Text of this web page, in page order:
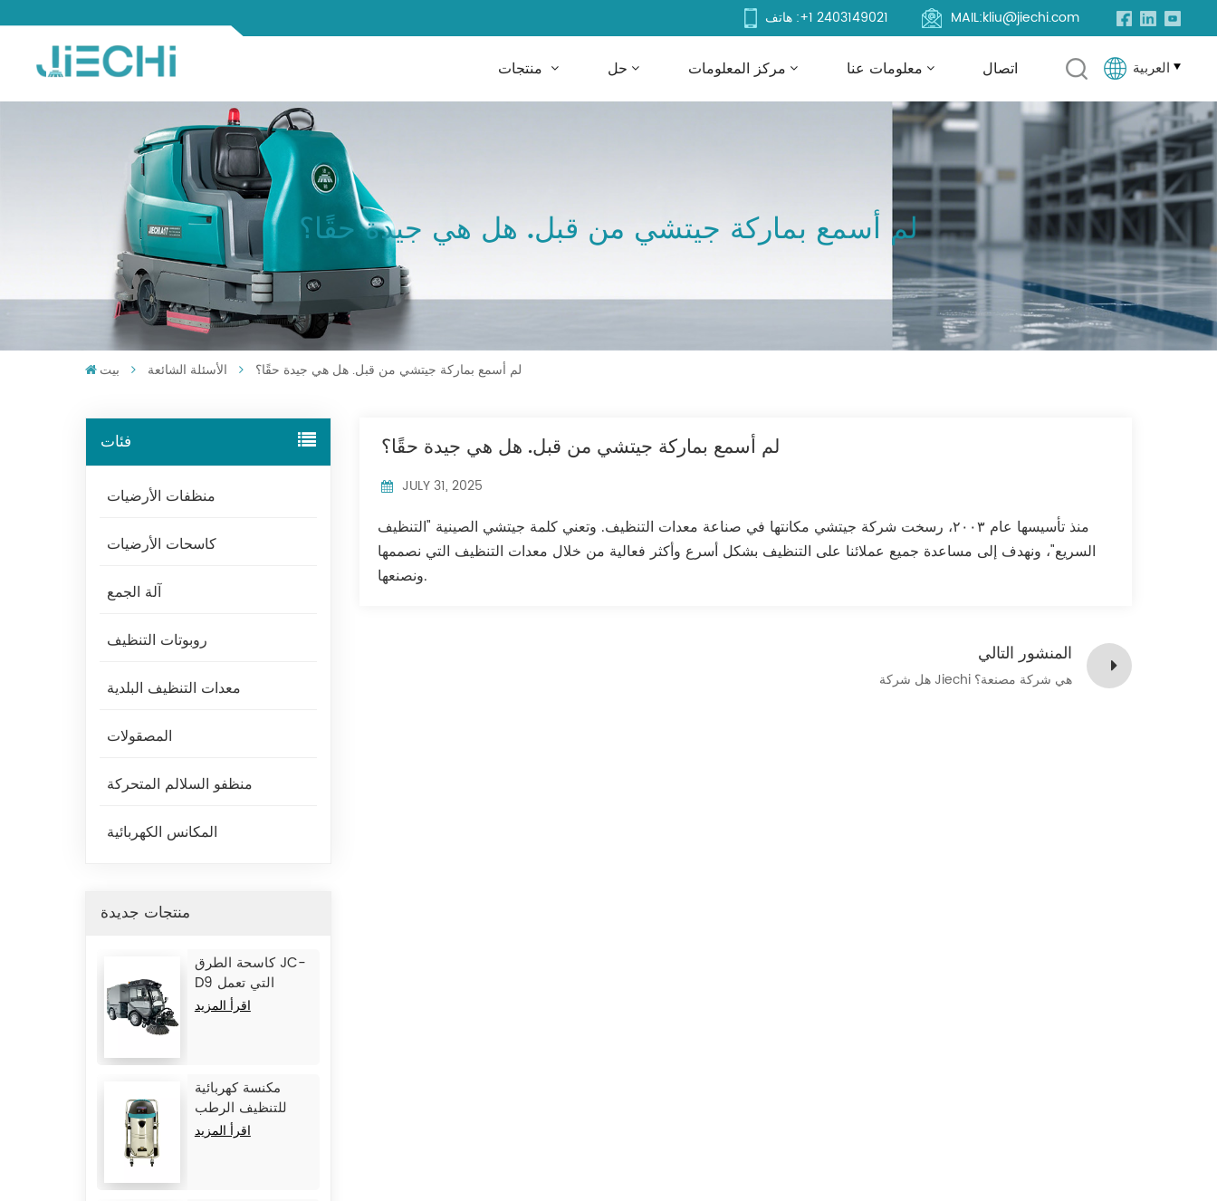
هاتف :+1 2403149021 MAIL:kliu@jiechi.com
حل مركز المعلومات معلومات عنا اتصال العربية
English
Français
Русский
Español
Português
العربية
لم أسمع بماركة جيتشي من قبل. هل هي جيدة حقًا؟
بيت الأسئلة الشائعة لم أسمع بماركة جيتشي من قبل. هل هي جيدة حقًا؟
فئات
منظفات الأرضيات
كاسحات الأرضيات
آلة الجمع
روبوتات التنظيف
معدات التنظيف البلدية
المصقولات
منظفو السلالم المتحركة
المكانس الكهربائية
منتجات جديدة
كاسحة الطرق JC-
D9 التي تعمل
ببطارية الليثيوم
اقرأ المزيد
مكنسة كهربائية
للتنظيف الرطب
والجاف JC1245اقرأ المزيد
لم أسمع بماركة جيتشي من قبل. هل هي جيدة حقًا؟
JULY 31, 2025
منذ تأسيسها عام ٢٠٠٣، رسخت شركة جيتشي مكانتها في صناعة معدات التنظيف. وتعني كلمة جيتشي الصينية "التنظيف
السريع"، ونهدف إلى مساعدة جميع عملائنا على التنظيف بشكل أسرع وأكثر فعالية من خلال معدات التنظيف التي نصممها
ونصنعها.
المنشور التالي
هل شركة Jiechi هي شركة مصنعة؟